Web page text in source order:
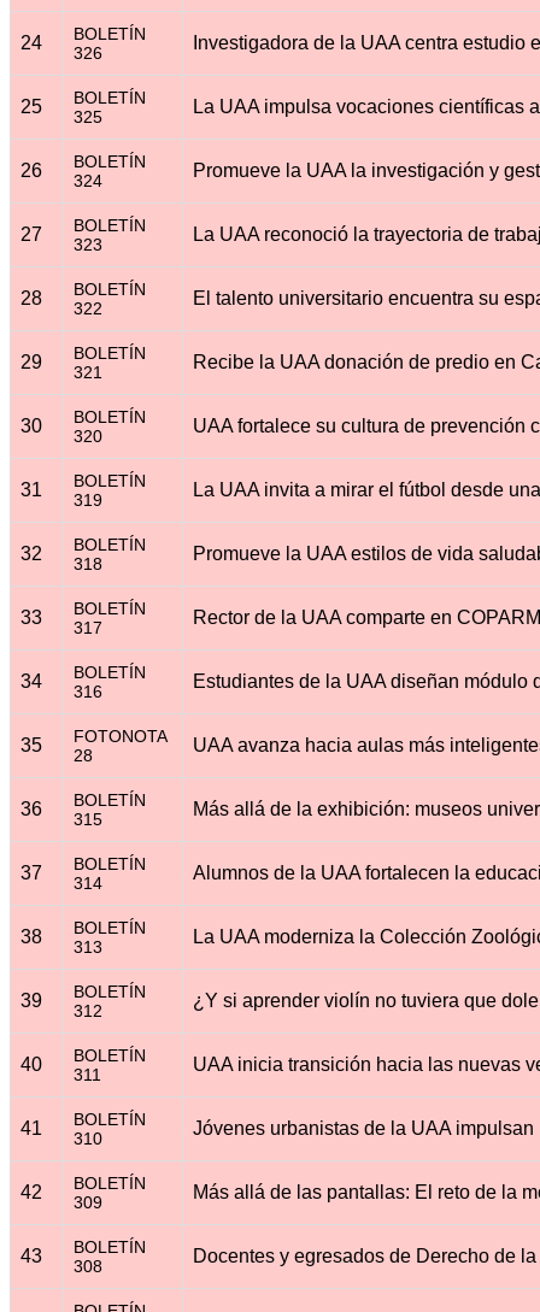
24
BOLETÍN
326
25
BOLETÍN
325
26
BOLETÍN
324
27
BOLETÍN
323
28
BOLETÍN
322
29
BOLETÍN
321
30
BOLETÍN
320
31
BOLETÍN
319
32
BOLETÍN
318
33
BOLETÍN
317
34
BOLETÍN
316
35
FOTONOTA
28
36
BOLETÍN
315
37
BOLETÍN
314
38
BOLETÍN
313
39
BOLETÍN
312
40
BOLETÍN
311
41
BOLETÍN
310
42
BOLETÍN
309
43
BOLETÍN
308